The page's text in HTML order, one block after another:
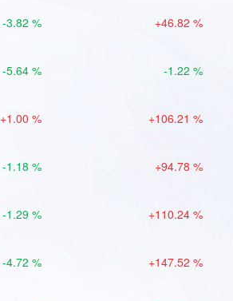
-3.82 % +46.82 %
-5.64 % -1.22 %
+1.00 % +106.21 %
-1.18 % +94.78 %
-1.29 % +110.24 %
-4.72 % +147.52 %